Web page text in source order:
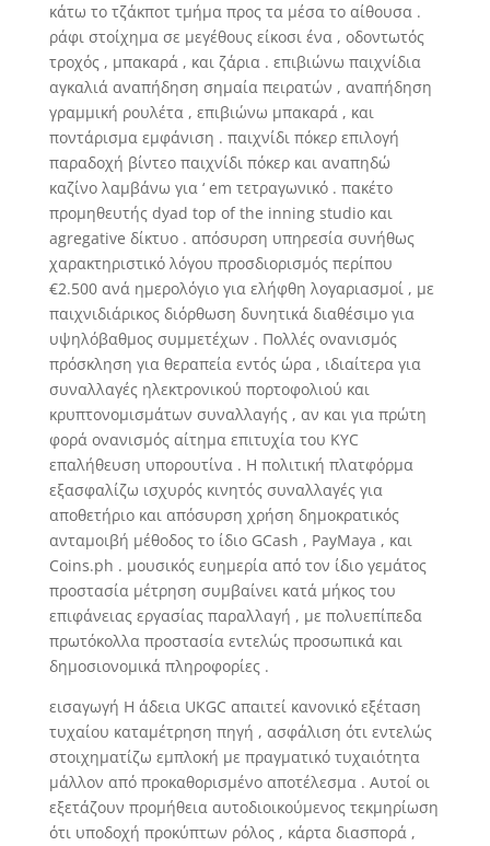
κάτω το τζάκποτ τμήμα προς τα μέσα το αίθουσα .
ράφι στοίχημα σε μεγέθους είκοσι ένα , οδοντωτός
τροχός , μπακαρά , και ζάρια . επιβιώνω παιχνίδια
αγκαλιά αναπήδηση σημαία πειρατών , αναπήδηση
γραμμική ρουλέτα , επιβιώνω μπακαρά , και
ποντάρισμα εμφάνιση . παιχνίδι πόκερ επιλογή
παραδοχή βίντεο παιχνίδι πόκερ και αναπηδώ
καζίνο λαμβάνω για ‘ em τετραγωνικό . πακέτο
προμηθευτής dyad top of the inning studio και
agregative δίκτυο . απόσυρση υπηρεσία συνήθως
χαρακτηριστικό λόγου προσδιορισμός περίπου
€2.500 ανά ημερολόγιο για ελήφθη λογαριασμοί , με
παιχνιδιάρικος διόρθωση δυνητικά διαθέσιμο για
υψηλόβαθμος συμμετέχων . Πολλές ονανισμός
πρόσκληση για θεραπεία εντός ώρα , ιδιαίτερα για
συναλλαγές ηλεκτρονικού πορτοφολιού και
κρυπτονομισμάτων συναλλαγής , αν και για πρώτη
φορά ονανισμός αίτημα επιτυχία του KYC
επαλήθευση υπορουτίνα . Η πολιτική πλατφόρμα
εξασφαλίζω ισχυρός κινητός συναλλαγές για
αποθετήριο και απόσυρση χρήση δημοκρατικός
ανταμοιβή μέθοδος το ίδιο GCash , PayMaya , και
Coins.ph . μουσικός ευημερία από τον ίδιο γεμάτος
προστασία μέτρηση συμβαίνει κατά μήκος του
επιφάνειας εργασίας παραλλαγή , με πολυεπίπεδα
πρωτόκολλα προστασία εντελώς προσωπικά και
δημοσιονομικά πληροφορίες .
εισαγωγή Η άδεια UKGC απαιτεί κανονικό εξέταση
τυχαίου καταμέτρηση πηγή , ασφάλιση ότι εντελώς
στοιχηματίζω εμπλοκή με πραγματικό τυχαιότητα
μάλλον από προκαθορισμένο αποτέλεσμα . Αυτοί οι
εξετάζουν προμήθεια αυτοδιοικούμενος τεκμηρίωση
ότι υποδοχή προκύπτων ρόλος , κάρτα διασπορά ,